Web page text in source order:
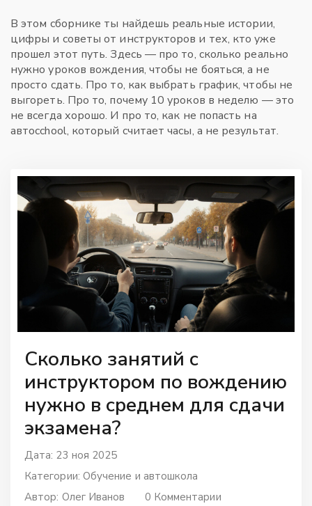
В этом сборнике ты найдешь реальные истории,
цифры и советы от инструкторов и тех, кто уже
прошел этот путь. Здесь — про то, сколько реально
нужно уроков вождения, чтобы не бояться, а не
просто сдать. Про то, как выбрать график, чтобы не
выгореть. Про то, почему 10 уроков в неделю — это
не всегда хорошо. И про то, как не попасть на
автосchool, который считает часы, а не результат.
Сколько занятий с
инструктором по вождению
нужно в среднем для сдачи
экзамена?
Дата: 23 ноя 2025
Категории: Обучение и автошкола
Автор: Олег Иванов 0 Комментарии